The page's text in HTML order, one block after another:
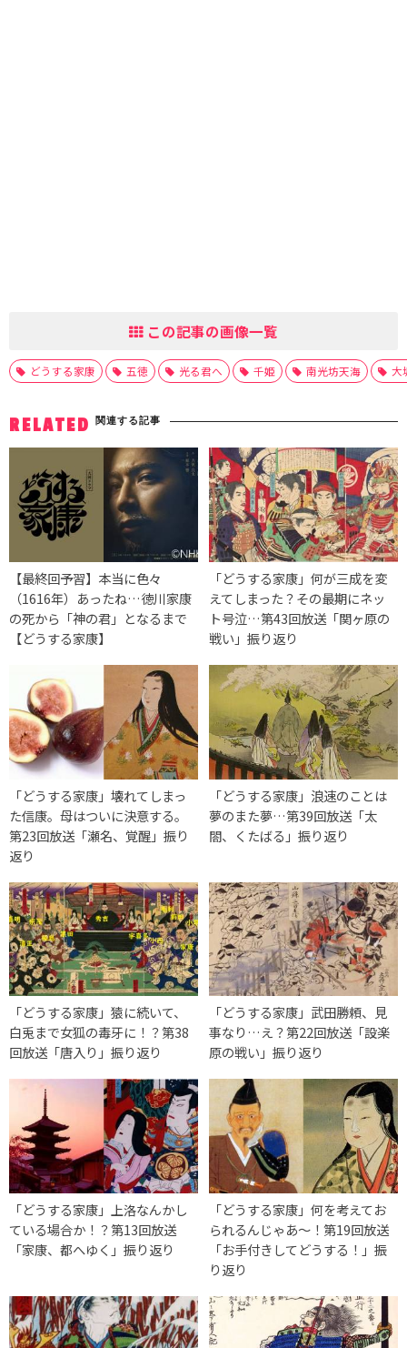
この記事の画像一覧
どうする家康 五徳 光る君へ 千姫 南光坊天海 大
RELATED 関連する記事
【最終回予習】本当に色々
（1616年）あったね…徳川家康
の死から「神の君」となるまで
【どうする家康】
「どうする家康」何が三成を変
えてしまった？その最期にネッ
ト号泣…第43回放送「関ヶ原の
戦い」振り返り
「どうする家康」壊れてしまっ
た信康。母はついに決意する。
第23回放送「瀬名、覚醒」振り
返り
「どうする家康」浪速のことは
夢のまた夢…第39回放送「太
閤、くたばる」振り返り
「どうする家康」猿に続いて、
白兎まで女狐の毒牙に！？第38
回放送「唐入り」振り返り
「どうする家康」武田勝頼、見
事なり…え？第22回放送「設楽
原の戦い」振り返り
「どうする家康」上洛なんかし
ている場合か！？第13回放送
「家康、都へゆく」振り返り
「どうする家康」何を考えてお
られるんじゃあ～！第19回放送
「お手付きしてどうする！」振
り返り